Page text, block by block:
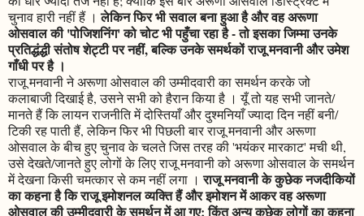
चुनाव हारी नहीं हैं ।लेकिन फिर भी सवाल बना हुआ है और वह अरूणा
ओसवाल की 'पोजिशनिंग' को चोट भी पहुँचा रहा है - तो इसका जिम्मा उनके
प्रतिद्धंद्धी संतोष शेट्टी पर नहीं, बल्कि उनके समर्थकों राजू मनवानी और उमेश
गाँधी पर है ।
राजू मनवानी ने अरूणा ओसवाल की उम्मीदवारी का समर्थन करके जो
कलाबाजी दिखाई है, उसने सभी को हैरान किया है । यूँ तो यह सभी जानते/
मानते हैं कि लायन राजनीति में दोस्तियाँ और दुश्मनियाँ ज्यादा दिन नहीं बनी/
टिकी रह पाती हैं, लेकिन फिर भी पिछली बार राजू मनवानी और अरूणा
ओसवाल के बीच हुए चुनाव के चलते जिस तरह की 'भयंकर मारकाट' मची थी,
उसे देखते/जानते हुए लोगों के लिए राजू मनवानी को अरूणा ओसवाल के समर्थन
में देखना किसी चमत्कार से कम नहीं लगा ।राजू मनवानी के कुछेक नजदीकियों
का कहना है कि राजू इमोशनल व्यक्ति हैं और इमोशन में आकर वह अरूणा
ओसवाल की उम्मीदवारी के समर्थन में आ गए; किंतु अन्य कुछेक लोगों का कहना